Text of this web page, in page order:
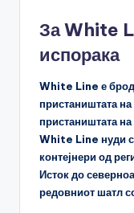
За White
испорака
White Line е
пристаништата
пристаништата
White Line нуди
контејнери од
Исток до
редовниот шатл